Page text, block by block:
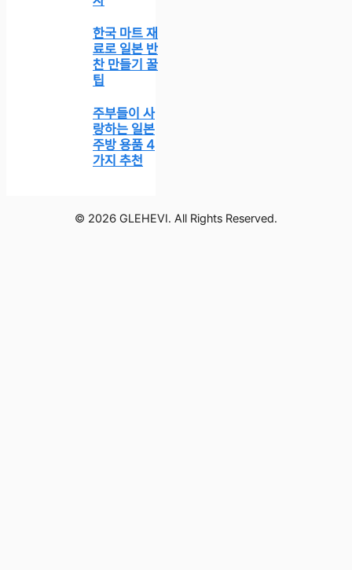
한국 마트 재
료로 일본 반
찬 만들기 꿀
팁
주부들이 사
랑하는 일본
주방 용품 4
가지 추천
© 2026 GLEHEVI. All Rights Reserved.